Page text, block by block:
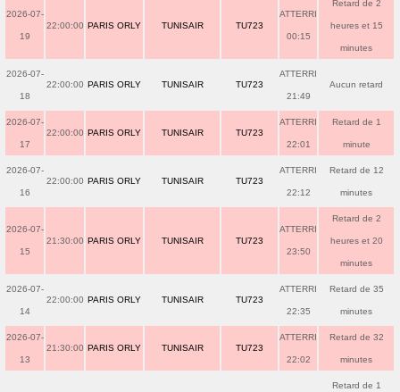
2026-07-
19
22:00:00 PARIS ORLY TUNISAIR TU723
ATTERRI
00:15
Retard de 2
heures et 15
minutes
2026-07-
18
22:00:00 PARIS ORLY TUNISAIR TU723
ATTERRI
21:49
Aucun retard
2026-07-
17
22:00:00 PARIS ORLY TUNISAIR TU723
ATTERRI
22:01
Retard de 1
minute
2026-07-
16
22:00:00 PARIS ORLY TUNISAIR TU723
ATTERRI
22:12
Retard de 12
minutes
2026-07-
15
21:30:00 PARIS ORLY TUNISAIR TU723
ATTERRI
23:50
Retard de 2
heures et 20
minutes
2026-07-
14
22:00:00 PARIS ORLY TUNISAIR TU723
ATTERRI
22:35
Retard de 35
minutes
2026-07-
13
21:30:00 PARIS ORLY TUNISAIR TU723
ATTERRI
22:02
Retard de 32
minutes
Retard de 1